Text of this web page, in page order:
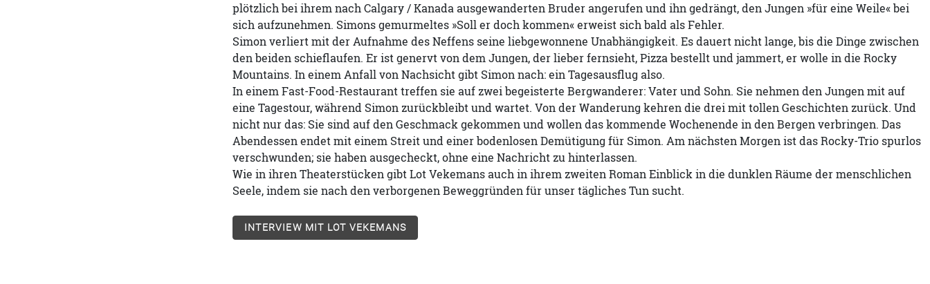
plötzlich bei ihrem nach Calgary / Kanada ausgewanderten Bruder angerufen und ihn gedrängt, den Jungen »für eine Weile« bei
sich aufzunehmen. Simons gemurmeltes »Soll er doch kommen« erweist sich bald als Fehler.
Simon verliert mit der Aufnahme des Neffens seine liebgewonnene Unabhängigkeit. Es dauert nicht lange, bis die Dinge zwischen
den beiden schieflaufen. Er ist genervt von dem Jungen, der lieber fernsieht, Pizza bestellt und jammert, er wolle in die Rocky
Mountains. In einem Anfall von Nachsicht gibt Simon nach: ein Tagesausflug also.
In einem Fast-Food-Restaurant treffen sie auf zwei begeisterte Bergwanderer: Vater und Sohn. Sie nehmen den Jungen mit auf
eine Tagestour, während Simon zurückbleibt und wartet. Von der Wanderung kehren die drei mit tollen Geschichten zurück. Und
nicht nur das: Sie sind auf den Geschmack gekommen und wollen das kommende Wochenende in den Bergen verbringen. Das
Abendessen endet mit einem Streit und einer bodenlosen Demütigung für Simon. Am nächsten Morgen ist das Rocky-Trio spurlos
verschwunden; sie haben ausgecheckt, ohne eine Nachricht zu hinterlassen.
Wie in ihren Theaterstücken gibt Lot Vekemans auch in ihrem zweiten Roman Einblick in die dunklen Räume der menschlichen
Seele, indem sie nach den verborgenen Beweggründen für unser tägliches Tun sucht.
INTERVIEW MIT LOT VEKEMANS